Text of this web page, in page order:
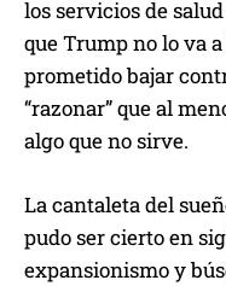
los servicios de
que Trump no lo va
prometido bajar
“razonar” que al
algo que no sirve.
La cantaleta del
pudo ser cierto en
expansionismo y